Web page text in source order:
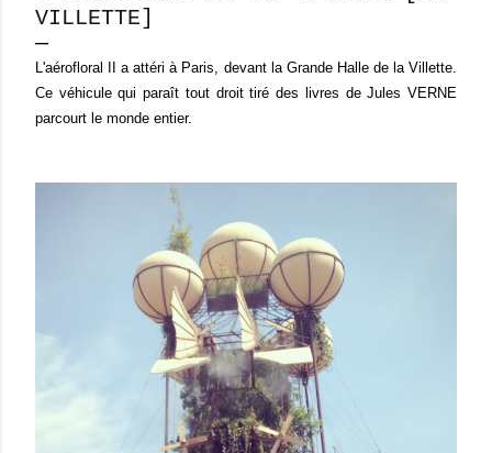
VILLETTE]
L'aérofloral II a attéri à Paris, devant la Grande Halle de la Villette.
Ce véhicule qui paraît tout droit tiré des livres de Jules VERNE
parcourt le monde entier.